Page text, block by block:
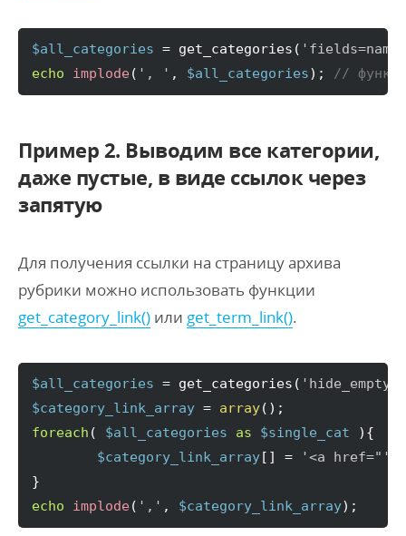
$all_categories = get_categories (
echo
implode( ', ' , $all_categories) ; //
Пример 2. Выводим все категории,
даже пустые, в виде ссылок через
запятую
Для получения ссылки на страницу архива
рубрики можно использовать функции
get_category_link() или get_term_link().
$all_categories = get_categories (
$category_link_array = array( )
foreach ( $all_categories as $single_cat ) {
$category_link_array[ ] = '<a href="'
}
echo
implode( ',' , $category_link_array) ;